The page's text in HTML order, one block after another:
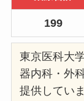
199
東京医科大
器内科・外
提供してい